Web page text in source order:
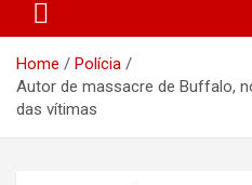
Home
Polícia
Autor de massacre de Buffalo,
das vítimas